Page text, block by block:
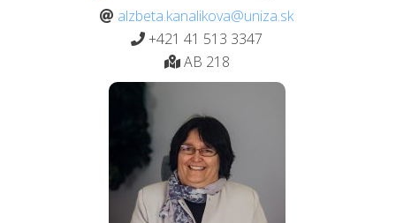
alzbeta.kanalikova@uniza.sk
+421 41 513 3347
AB 218